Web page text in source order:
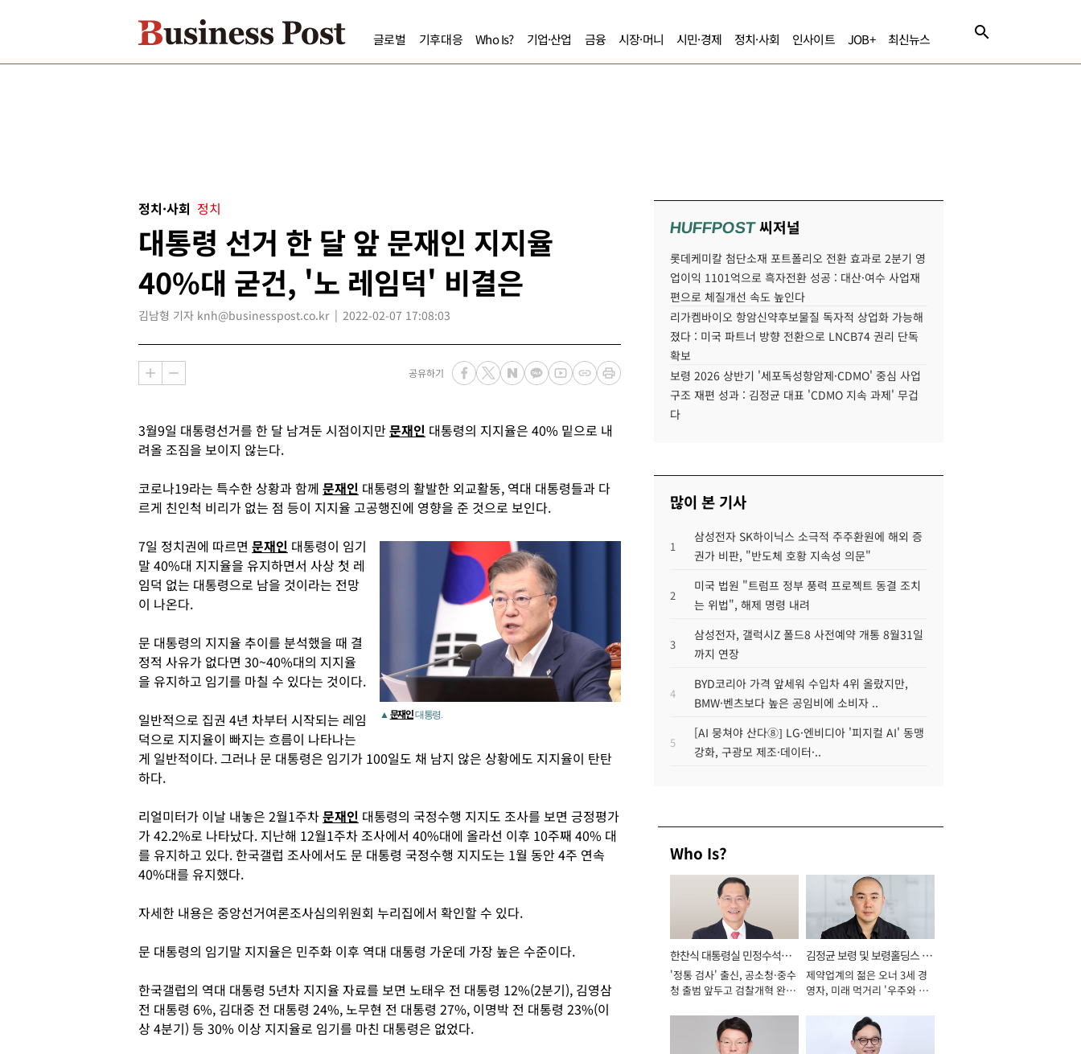
글로벌 기후대응 Who Is? 기업·산업 금융 시장·머니 시민·경제 정치·사회 인사이트 JOB+ 최신뉴스
정치·사회 정치
대통령 선거 한 달 앞 문재인 지지율
40%대 굳건, '노 레임덕' 비결은
김남형 기자 knh@businesspost.co.kr 2022-02-07 17:08:03
공유하기
3월9일 대통령선거를 한 달 남겨둔 시점이지만문재인 대통령의 지지율은 40% 밑으로 내
려올 조짐을 보이지 않는다.
코로나19라는 특수한 상황과 함께 문재인 대통령의 활발한 외교활동, 역대 대통령들과 다
르게 친인척 비리가 없는 점 등이 지지율 고공행진에 영향을 준 것으로 보인다.
▲ 문재인대통령.
7일 정치권에 따르면 문재인 대통령이 임기
말 40%대 지지율을 유지하면서 사상 첫 레
임덕 없는 대통령으로 남을 것이라는 전망
이 나온다.
문 대통령의 지지율 추이를 분석했을 때 결
정적 사유가 없다면 30~40%대의 지지율
을 유지하고 임기를 마칠 수 있다는 것이다.
일반적으로 집권 4년 차부터 시작되는 레임
덕으로 지지율이 빠지는 흐름이 나타나는
게 일반적이다. 그러나 문 대통령은 임기가 100일도 채 남지 않은 상황에도 지지율이 탄탄
하다.
리얼미터가 이날 내놓은 2월1주차문재인 대통령의 국정수행 지지도 조사를 보면 긍정평가
가 42.2%로 나타났다. 지난해 12월1주차 조사에서 40%대에 올라선 이후 10주째 40% 대
를 유지하고 있다. 한국갤럽 조사에서도 문 대통령 국정수행 지지도는 1월 동안 4주 연속
40%대를 유지했다.
자세한 내용은 중앙선거여론조사심의위원회 누리집에서 확인할 수 있다.
문 대통령의 임기말 지지율은 민주화 이후 역대 대통령 가운데 가장 높은 수준이다.
한국갤럽의 역대 대통령 5년차 지지율 자료를 보면 노태우 전 대통령 12%(2분기), 김영삼
전 대통령 6%, 김대중 전 대통령 24%, 노무현 전 대통령 27%, 이명박 전 대통령 23%(이
상 4분기) 등 30% 이상 지지율로 임기를 마친 대통령은 없었다.
HUFFPOST씨저널
롯데케미칼 첨단소재 포트폴리오 전환 효과로 2분기 영
업이익 1101억으로 흑자전환 성공 : 대산·여수 사업재
편으로 체질개선 속도 높인다
리가켐바이오 항암신약후보물질 독자적 상업화 가능해
졌다 : 미국 파트너 방향 전환으로 LNCB74 권리 단독
확보
보령 2026 상반기 '세포독성항암제·CDMO' 중심 사업
구조 재편 성과 : 김정균 대표 'CDMO 지속 과제' 무겁
다
많이 본 기사
1
삼성전자 SK하이닉스 소극적 주주환원에 해외 증
권가 비판, "반도체 호황 지속성 의문"
2
미국 법원 "트럼프 정부 풍력 프로젝트 동결 조치
는 위법", 해제 명령 내려
3
삼성전자, 갤럭시Z 폴드8 사전예약 개통 8월31일
까지 연장
4
BYD코리아 가격 앞세워 수입차 4위 올랐지만,
BMW·벤츠보다 높은 공임비에 소비자 ..
5
[AI 뭉쳐야 산다⑧] LG·엔비디아 '피지컬 AI' 동맹
강화, 구광모 제조·데이터·..
Who Is?
한찬식 대통령실 민정수석비
서관
'정통 검사' 출신, 공소청·중수
청 출범 앞두고 검찰개혁 완수
김정균 보령 및 보령홀딩스 대
표이사 사장
제약업계의 젊은 오너 3세 경
영자, 미래 먹거리 '우주와 헬